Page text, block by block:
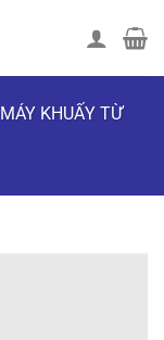
MÁY KHUẤY TỪ